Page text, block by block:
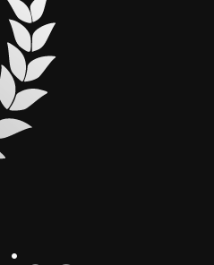
NAD GROBAMI
MOBILNE
CMENTARNE